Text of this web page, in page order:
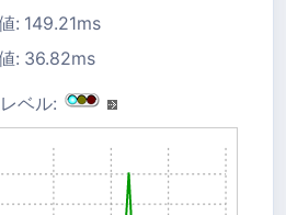
: 149.21ms
: 36.82ms
ベル: